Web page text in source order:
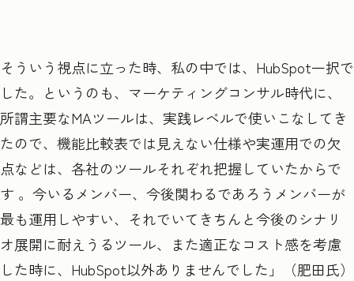
そういう視点に立った時、私の中では、HubSpot一択で
した。というのも、マーケティングコンサル時代に、
所謂主要なMAツールは、実践レベルで使いこなしてき
たので、機能比較表では見えない仕様や実運用での欠
点などは、各社のツールそれぞれ把握していたからで
す 。今いるメンバー、今後関わるであろうメンバーが
最も運用しやすい、それでいてきちんと今後のシナリ
オ展開に耐えうるツール、また適正なコスト感を考慮
した時に、HubSpot以外ありませんでした」（肥田氏）